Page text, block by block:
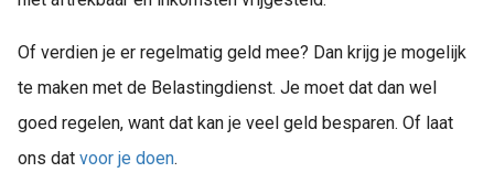
Of verdien je er regelmatig geld mee? Dan krijg je mogelijk
te maken met de Belastingdienst. Je moet dat dan wel
goed regelen, want dat kan je veel geld besparen. Of laat
ons dat voor je doen.